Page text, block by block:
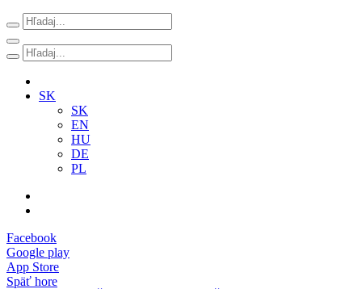
SK
SK
EN
HU
DE
PL
Facebook
Google play
App Store
Späť hore